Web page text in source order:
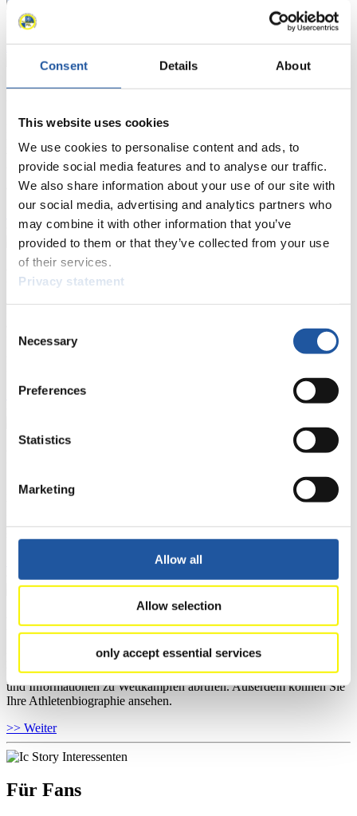
Consent Details About
This website uses cookies
We use cookies to personalise content and ads, to
provide social media features and to analyse our traffic.
We also share information about your use of our site with
our social media, advertising and analytics partners who
may combine it with other information that you’ve
provided to them or that they’ve collected from your use
of their services.
Privacy statement
Selection
Necessary
Preferences
Statistics
Marketing
Allow all
Allow selection
only accept essential services
Naturbahn
Zielgruppen Anzeigen
Für Presse- und Medienvertreter
Hier finden Sie Informationen für Presse- und Medienvertreter. Sie
haben Zugriff auf Athletenbiographien und Informationen zu
Wettkämpfen. Außerdem können Sie Ihre Medienakkreditierung
beantragen, die Grundregeln des Rennrodelsports einsehen und
allgemeine Neuigkeiten einholen.
>> Weiter
Für Nationale Verbände
und Fairplay nachlesen, auf Athletenbiographien zugreifen,
Ausschreibungen für Wettkämpfe herunterladen, sowie auf die
>> Weiter
Hier können Sie das aktuelle Regelwerk sowie Richtlinien zu
Wettkämpfen, Anti-Doping und Fairplay einsehen, sich über
Für Athleten
Hier können Sie das aktuelle Regelwerk sowie Richtlinien zu
Wettkämpfen, Anti-Doping und Fairplay einsehen, Ergebnislisten
und Informationen zu Wettkämpfen abrufen. Außerdem können Sie
Ihre Athletenbiographie ansehen.
>> Weiter
Für Fans